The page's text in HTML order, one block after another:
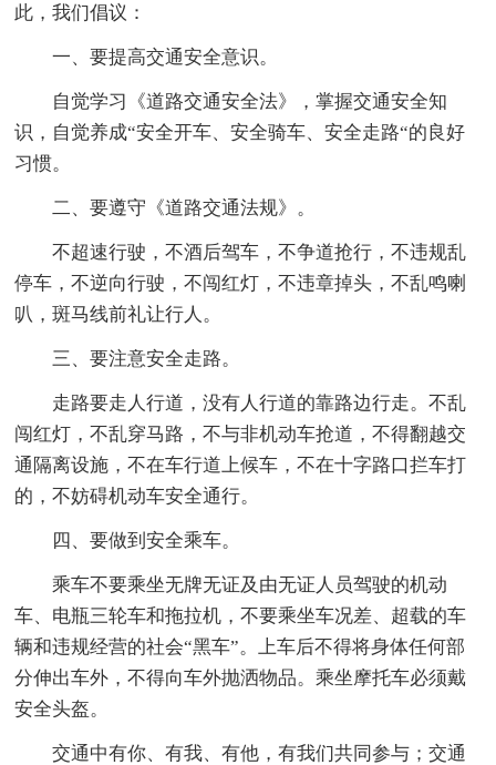
此，我们倡议：
一、要提高交通安全意识。
自觉学习《道路交通安全法》，掌握交通安全知
识，自觉养成“安全开车、安全骑车、安全走路“的良好
习惯。
二、要遵守《道路交通法规》。
不超速行驶，不酒后驾车，不争道抢行，不违规乱
停车，不逆向行驶，不闯红灯，不违章掉头，不乱鸣喇
叭，斑马线前礼让行人。
三、要注意安全走路。
走路要走人行道，没有人行道的靠路边行走。不乱
闯红灯，不乱穿马路，不与非机动车抢道，不得翻越交
通隔离设施，不在车行道上候车，不在十字路口拦车打
的，不妨碍机动车安全通行。
四、要做到安全乘车。
乘车不要乘坐无牌无证及由无证人员驾驶的机动
车、电瓶三轮车和拖拉机，不要乘坐车况差、超载的车
辆和违规经营的社会“黑车”。上车后不得将身体任何部
分伸出车外，不得向车外抛洒物品。乘坐摩托车必须戴
安全头盔。
交通中有你、有我、有他，有我们共同参与；交通